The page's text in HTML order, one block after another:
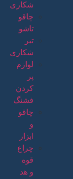
شکاری
چاقو
تاشو
تبر
شکاری
لوازم
پر
کردن
فشنگ
چاقو
و
ابزار
چراغ
قوه
و هد